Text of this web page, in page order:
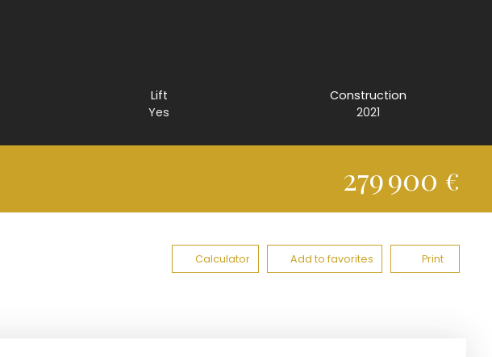
Lift
Yes
Construction
2021
279 900 €
Calculator Add to favorites Print